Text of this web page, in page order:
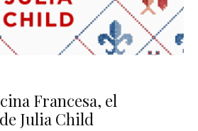
Francesa, el
Julia Child